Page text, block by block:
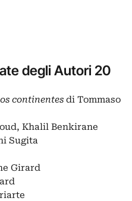
degli Autori 20
continentes di Tommaso
Khalil Benkirane
Sugita
Girard